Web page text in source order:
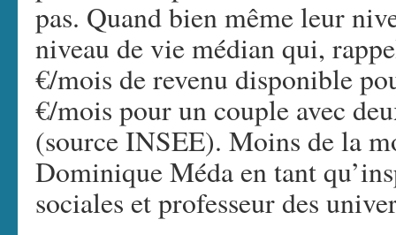
pas. Quand bien même leur
niveau de vie médian qui,
€/mois de revenu disponible
€/mois pour un couple avec
(source INSEE). Moins de la
Dominique Méda en tant
sociales et professeur des